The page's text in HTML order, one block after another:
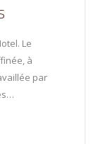
Le
à
par